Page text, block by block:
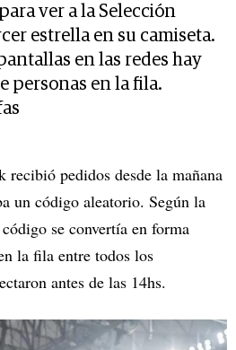
ver a la Selección
estrella en su camiseta.
en las redes hay
personas en la fila.
pedidos desde la mañana
un código aleatorio. Según la
se convertía en forma
la fila entre todos los
antes de las 14hs.